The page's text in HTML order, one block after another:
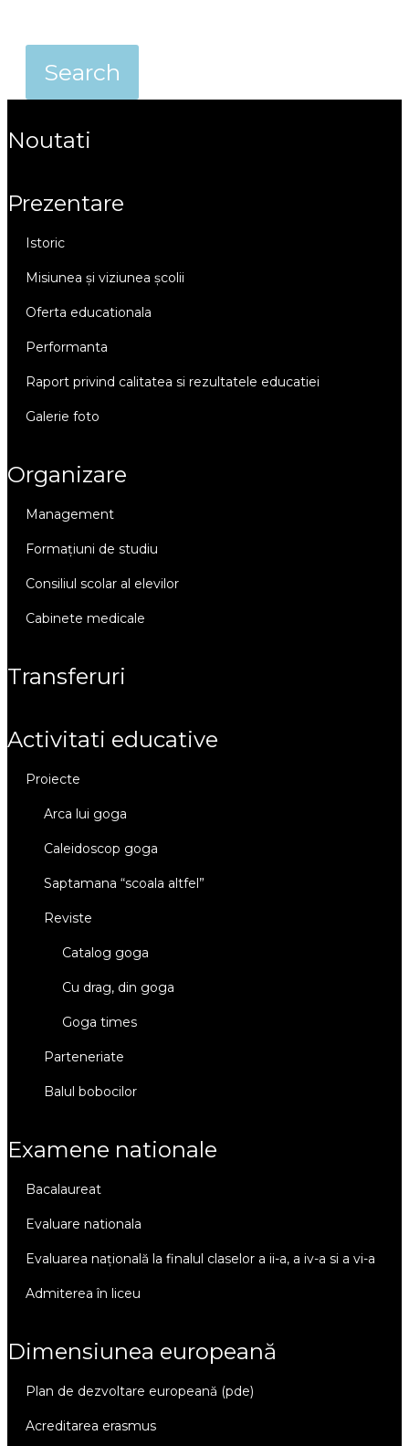
noutati
prezentare
istoric
misiunea și viziunea școlii
oferta educationala
performanta
raport privind calitatea si rezultatele educatiei
galerie foto
organizare
management
formațiuni de studiu
consiliul scolar al elevilor
cabinete medicale
transferuri
activitati educative
proiecte
arca lui goga
caleidoscop goga
saptamana “scoala altfel”
reviste
catalog goga
cu drag, din goga
goga times
parteneriate
balul bobocilor
examene nationale
bacalaureat
evaluare nationala
evaluarea națională la finalul claselor a ii-a, a iv-a si a vi-a
admiterea în liceu
dimensiunea europeană
plan de dezvoltare europeană (pde)
acreditarea erasmus